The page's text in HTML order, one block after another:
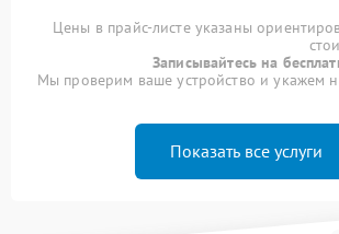
Цены в прайс-листе указаны
Записывайтесь на
Мы проверим ваше устройство и укажем
Показать все услуги